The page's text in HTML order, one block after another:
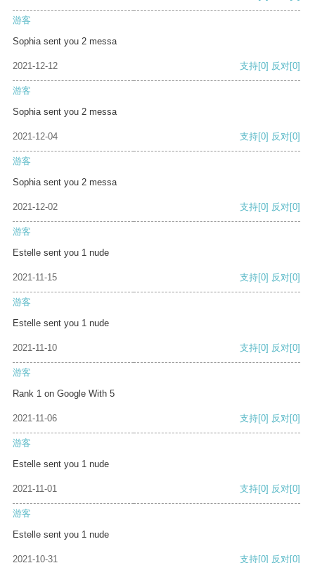
游客
Sophia sent you 2 messa
2021-12-12 支持[0] 反对[0]
游客
Sophia sent you 2 messa
2021-12-04 支持[0] 反对[0]
游客
Sophia sent you 2 messa
2021-12-02 支持[0] 反对[0]
游客
Estelle sent you 1 nude
2021-11-15 支持[0] 反对[0]
游客
Estelle sent you 1 nude
2021-11-10 支持[0] 反对[0]
游客
Rank 1 on Google With 5
2021-11-06 支持[0] 反对[0]
游客
Estelle sent you 1 nude
2021-11-01 支持[0] 反对[0]
游客
Estelle sent you 1 nude
2021-10-31 支持[0] 反对[0]